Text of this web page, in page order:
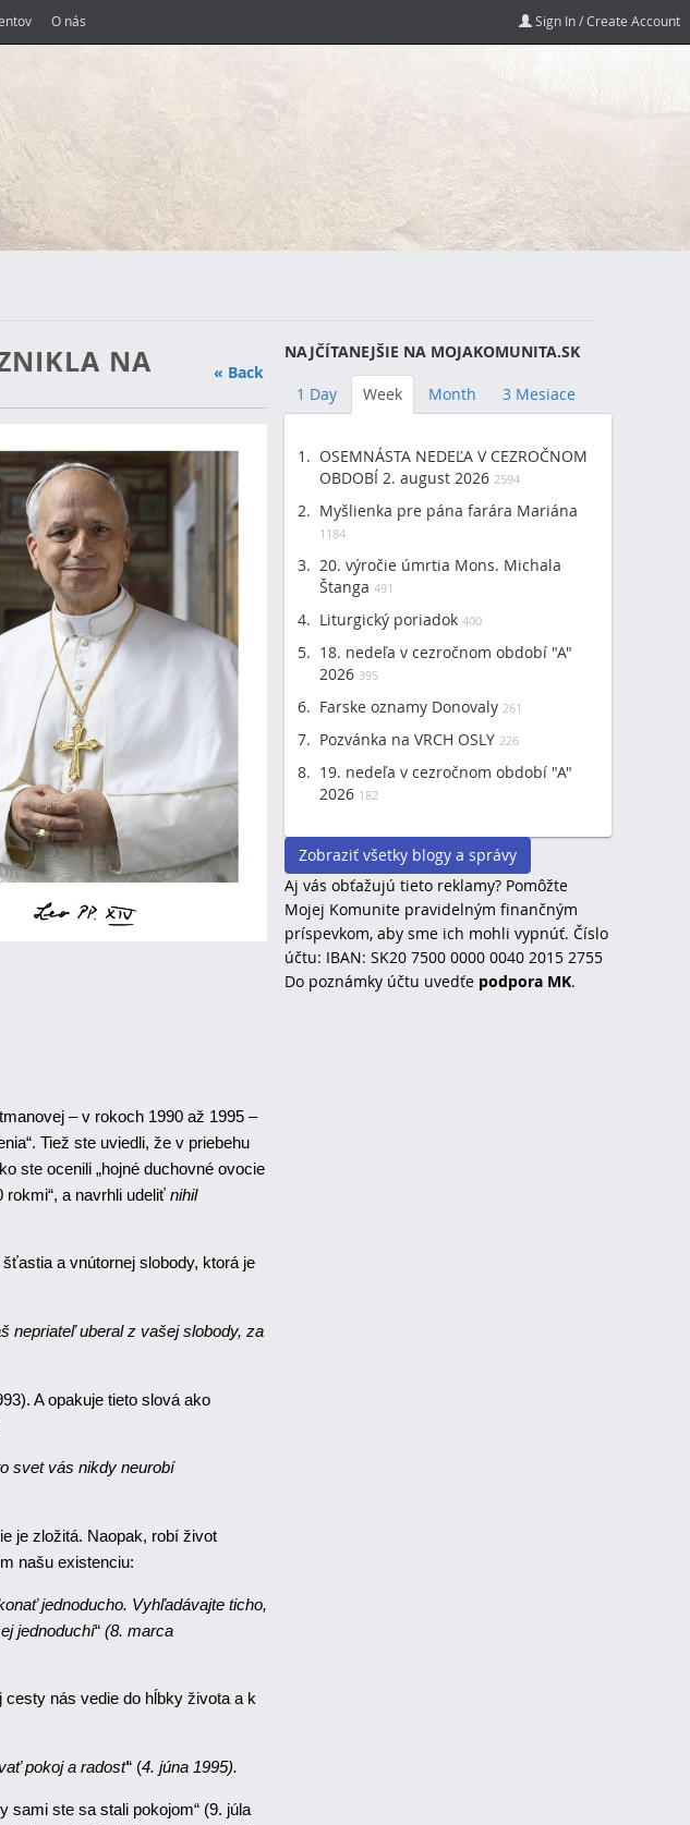
O nás Sign In / Create Account
« Back
NA
– v rokoch 1990 až 1995 –
Tiež ste uviedli, že v priebehu
ste ocenili „hojné duchovné ovocie
a navrhli udeliť nihil
a vnútornej slobody, ktorá je
nepriateľ uberal z vašej slobody, za
A opakuje tieto slová ako
svet vás nikdy neurobí
je zložitá. Naopak, robí život
našu existenciu:
jednoducho. Vyhľadávajte ticho,
jednoduchí“ (8. marca
nás vedie do hĺbky života a k
pokoj a radosť“ (4. júna 1995).
sami ste sa stali pokojom“ (9. júla
NAJČÍTANEJŠIE NA MOJAKOMUNITA.SK
1 Day Week Month 3 Mesiace
OSEMNÁSTA NEDEĽA V CEZROČNOM
OBDOBÍ 2. august 2026 2594
Myšlienka pre pána farára Mariána
1184
20. výročie úmrtia Mons. Michala
Štanga 491
Liturgický poriadok 400
18. nedeľa v cezročnom období "A"
2026 395
Farske oznamy Donovaly 261
Pozvánka na VRCH OSLY 226
19. nedeľa v cezročnom období "A"
2026 182
Zobraziť všetky blogy a správy
Aj vás obťažujú tieto reklamy? Pomôžte
Mojej Komunite pravidelným finančným
príspevkom, aby sme ich mohli vypnúť. Číslo
účtu: IBAN: SK20 7500 0000 0040 2015 2755
Do poznámky účtu uvedťe podpora MK.